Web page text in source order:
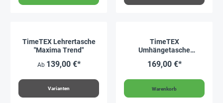
TimeTEX Lehrertasche
"Maxima Trend"
Ab 139,00 €*
Varianten
TimeTEX
Umhängetasche
169,00 €*
Warenkorb